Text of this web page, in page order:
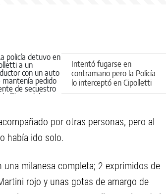
Intentó fugarse en
contramano pero la Policía
lo interceptó en Cipolletti
por otras personas, pero al
había ido solo.
milanesa completa; 2 exprimidos de
rojo y unas gotas de amargo de